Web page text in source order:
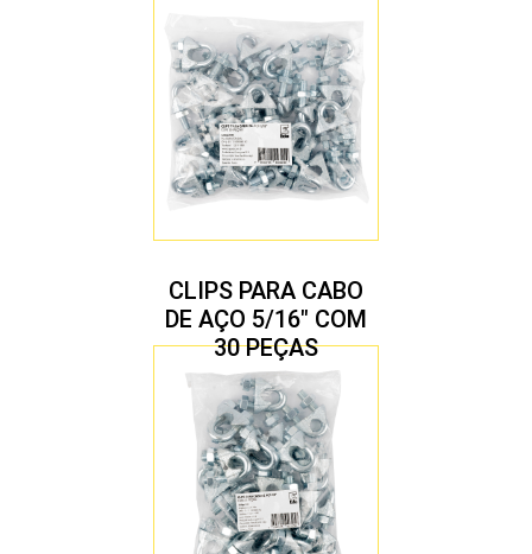
CLIPS PARA CABO
DE AÇO 5/16″ COM
30 PEÇAS